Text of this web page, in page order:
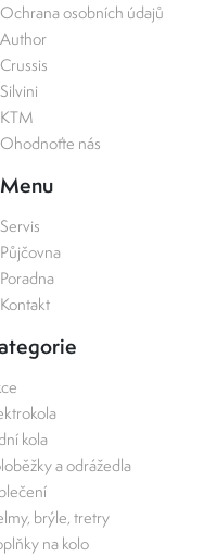
Ochrana osobních údajů
Author
Crussis
Silvini
KTM
Ohodnoťte nás
Menu
Servis
Půjčovna
Poradna
Kontakt
kola
a odrážedla
brýle, tretry
na kolo